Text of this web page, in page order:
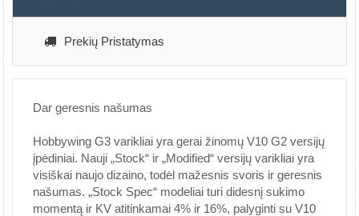
Prekių Pristatymas
Dar geresnis našumas
Hobbywing G3 varikliai yra gerai žinomų V10 G2 versijų
įpėdiniai. Nauji „Stock“ ir „Modified“ versijų varikliai yra
visiškai naujo dizaino, todėl mažesnis svoris ir geresnis
našumas. „Stock Spec“ modeliai turi didesnį sukimo
momentą ir KV atitinkamai 4% ir 16%, palyginti su V10